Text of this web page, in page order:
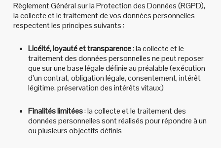
Règlement Général sur la Protection des Données (RGPD),
la collecte et le traitement de vos données personnelles
respectent les principes suivants :
Licéité, loyauté et transparence: la collecte et le
traitement des données personnelles ne peut reposer
que sur une base légale définie au préalable (exécution
d’un contrat, obligation légale, consentement, intérêt
légitime, préservation des intérêts vitaux)
Finalités limitées: la collecte et le traitement des
données personnelles sont réalisés pour répondre à un
ou plusieurs objectifs définis